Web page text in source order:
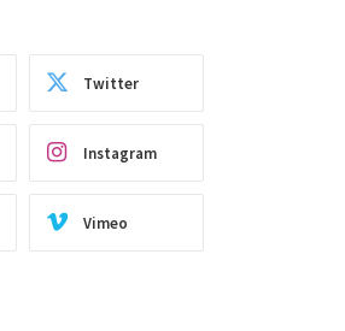
Twitter
Instagram
Vimeo